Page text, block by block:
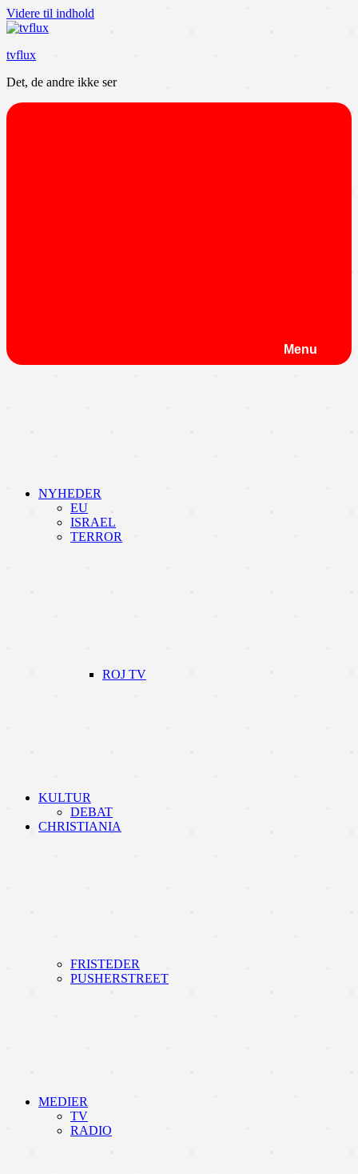
Videre til indhold
tvflux
Det, de andre ikke ser
Menu
NYHEDER
EU
ISRAEL
TERROR
ROJ TV
KULTUR
DEBAT
CHRISTIANIA
FRISTEDER
PUSHERSTREET
MEDIER
TV
RADIO